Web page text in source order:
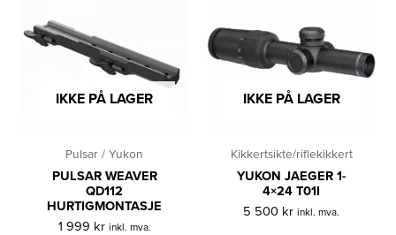
IKKE PÅ LAGER
Pulsar / Yukon
PULSAR WEAVER
QD112
HURTIGMONTASJE
1 999 kr inkl. mva.
IKKE PÅ LAGER
Kikkertsikte/riflekikkert
YUKON JAEGER 1-
4×24 T01I
5 500 kr inkl. mva.